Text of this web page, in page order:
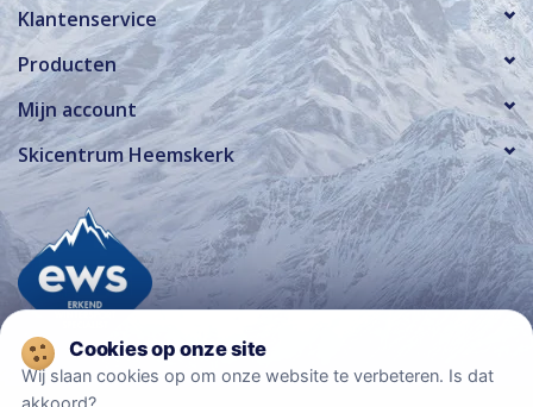
Klantenservice
Producten
Mijn account
Skicentrum Heemskerk
Wij slaan cookies op om onze website te verbeteren. Is dat